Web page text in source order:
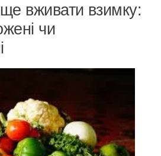
вживати взимку:
чи